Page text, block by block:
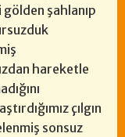
şahlanıp
hareketle
çılgın
sonsuz